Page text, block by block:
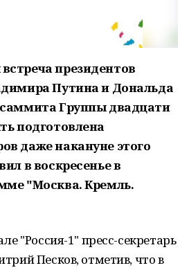
президентов
Путина и Дональда
Группы двадцати
подготовлена
даже накануне этого
в воскресенье в
"Москва. Кремль.
"Россия-1" пресс-секретарь
Песков, отметив, что в